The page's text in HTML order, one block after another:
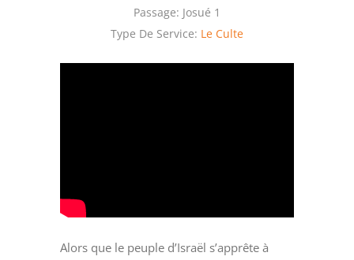
Passage: Josué 1
Type De Service: Le Culte
Alors que le peuple d’Israël s’apprête à